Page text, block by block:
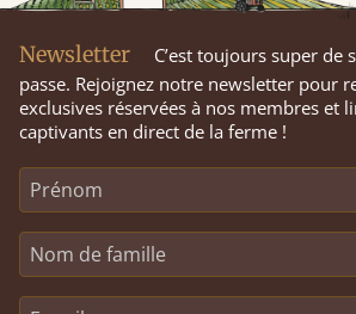
Newsletter
C’est toujours super de
passe. Rejoignez notre newsletter pour
exclusives réservées à nos membres et
captivants en direct de la ferme !